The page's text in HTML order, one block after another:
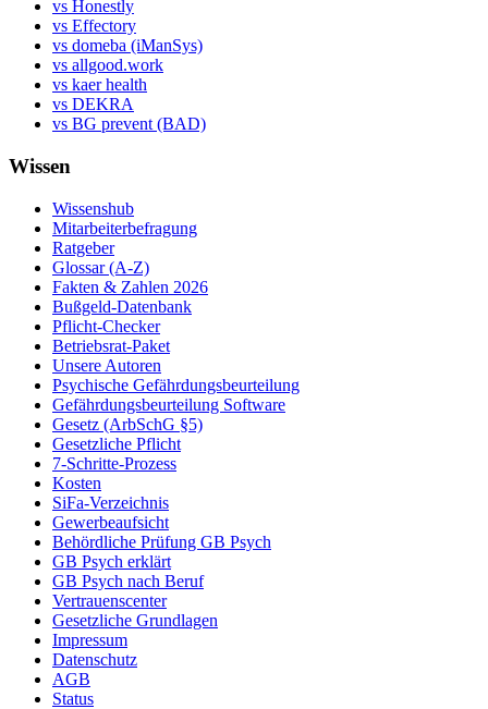
vs Honestly
vs Effectory
vs domeba (iManSys)
vs allgood.work
vs kaer health
vs DEKRA
vs BG prevent (BAD)
Wissen
Wissenshub
Mitarbeiterbefragung
Ratgeber
Glossar (A-Z)
Fakten & Zahlen 2026
Bußgeld-Datenbank
Pflicht-Checker
Betriebsrat-Paket
Unsere Autoren
Psychische Gefährdungsbeurteilung
Gefährdungsbeurteilung Software
Gesetz (ArbSchG §5)
Gesetzliche Pflicht
7-Schritte-Prozess
Kosten
SiFa-Verzeichnis
Gewerbeaufsicht
Behördliche Prüfung GB Psych
GB Psych erklärt
GB Psych nach Beruf
Vertrauenscenter
Gesetzliche Grundlagen
Impressum
Datenschutz
AGB
Status